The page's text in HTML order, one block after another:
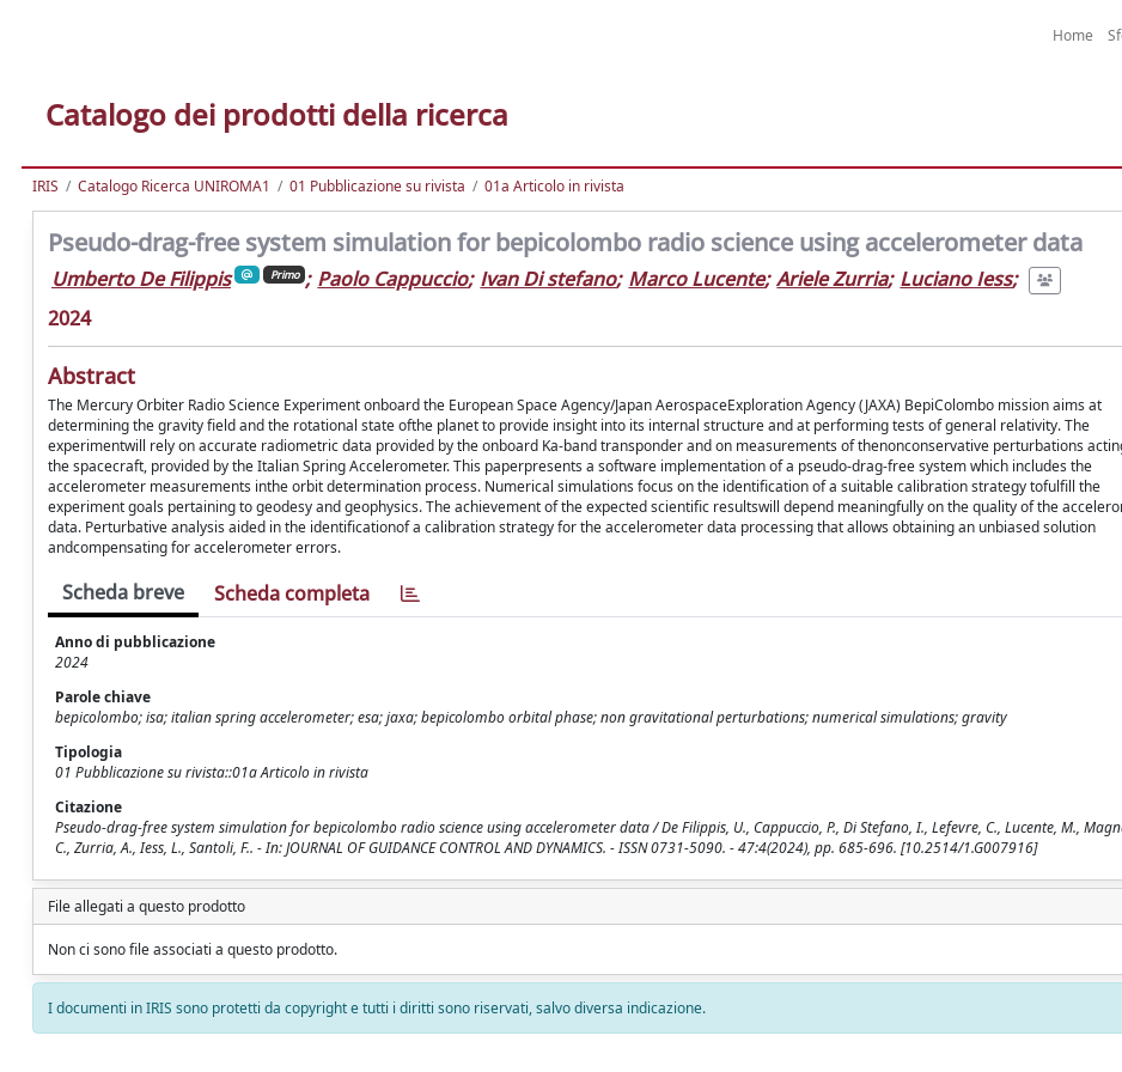
Home
Catalogo dei prodotti della ricerca
IRIS Catalogo Ricerca UNIROMA1 01 Pubblicazione su rivista 01a Articolo in rivista
Pseudo-drag-free system simulation for bepicolombo radio science using accelerometer data
Umberto De Filippis Primo ; Paolo Cappuccio; Ivan Di stefano; Marco Lucente; Ariele Zurria; Luciano Iess;
2024
Abstract
The Mercury Orbiter Radio Science Experiment onboard the European Space Agency/Japan AerospaceExploration Agency (JAXA) BepiColombo mission aims at
determining the gravity field and the rotational state ofthe planet to provide insight into its internal structure and at performing tests of general relativity. The
experimentwill rely on accurate radiometric data provided by the onboard Ka-band transponder and on measurements of thenonconservative perturbations
the spacecraft, provided by the Italian Spring Accelerometer. This paperpresents a software implementation of a pseudo-drag-free system which includes the
accelerometer measurements inthe orbit determination process. Numerical simulations focus on the identification of a suitable calibration strategy tofulfill the
experiment goals pertaining to geodesy and geophysics. The achievement of the expected scientific resultswill depend meaningfully on the quality of the
data. Perturbative analysis aided in the identificationof a calibration strategy for the accelerometer data processing that allows obtaining an unbiased solution
andcompensating for accelerometer errors.
Scheda breve Scheda completa
Anno di pubblicazione
2024
Parole chiave
bepicolombo; isa; italian spring accelerometer; esa; jaxa; bepicolombo orbital phase; non gravitational perturbations; numerical simulations; gravity
Tipologia
01 Pubblicazione su rivista::01a Articolo in rivista
Citazione
Pseudo-drag-free system simulation for bepicolombo radio science using accelerometer data / De Filippis, U., Cappuccio, P., Di Stefano, I., Lefevre, C., Lucente, M.,
C., Zurria, A., Iess, L., Santoli, F.. - In: JOURNAL OF GUIDANCE CONTROL AND DYNAMICS. - ISSN 0731-5090. - 47:4(2024), pp. 685-696. [10.2514/1.G007916]
File allegati a questo prodotto
Non ci sono file associati a questo prodotto.
I documenti in IRIS sono protetti da copyright e tutti i diritti sono riservati, salvo diversa indicazione.